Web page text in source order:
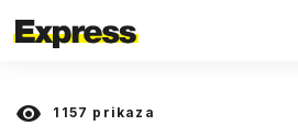
1157 prikaza